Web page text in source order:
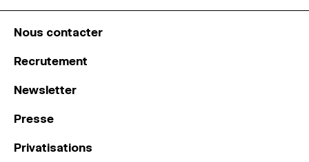
Nous contacter
Recrutement
Newsletter
Presse
Privatisations